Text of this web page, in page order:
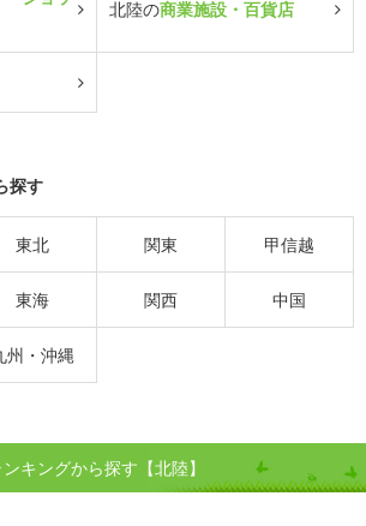
北陸の商業施設・百貨店
探す
東北 関東 甲信越
東海 関西 中国
州・沖縄
キングから探す【北陸】